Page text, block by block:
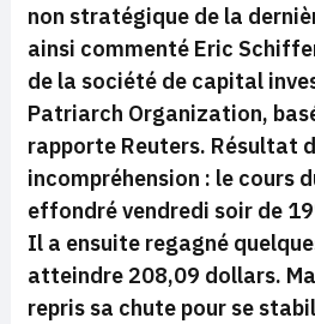
non stratégique de la
ainsi commenté Eric
de la société de capital
Patriarch Organization,
rapporte Reuters. Résultat
incompréhension : le cours
effondré vendredi soir de
Il a ensuite regagné
atteindre 208,09 dollars.
repris sa chute pour se